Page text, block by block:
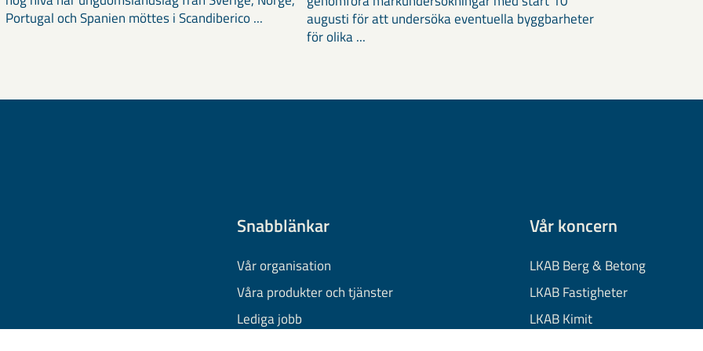
Portugal och Spanien möttes i Scandiberico ...
augusti för att undersöka eventuella byggbarheter
för olika ...
Snabblänkar
Vår organisation
Våra produkter och tjänster
Lediga jobb
Vår koncern
LKAB Berg & Betong
LKAB Fastigheter
LKAB Kimit